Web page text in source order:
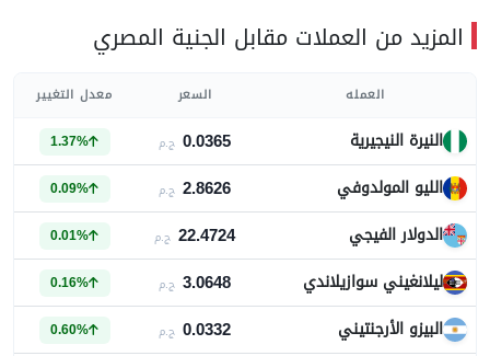
المزيد من العملات مقابل الجنية المصري
العمله السعر معدل التغيير
النيرة النيجيرية 0.0365 ج.م 1.37%
الليو المولدوفي 2.8626 ج.م 0.09%
الدولار الفيجي 22.4724 ج.م 0.01%
ليلانغيني سوازيلاندي 3.0648 ج.م 0.16%
البيزو الأرجنتيني 0.0332 ج.م 0.60%